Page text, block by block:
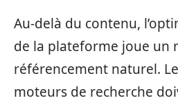
Au-delà du contenu,
de la plateforme joue un
référencement naturel.
moteurs de recherche